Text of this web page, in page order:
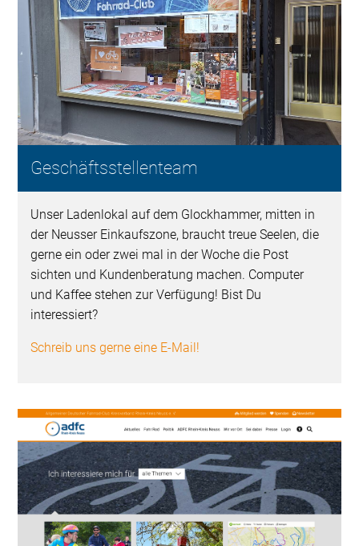
Geschäftsstellenteam
Unser Ladenlokal auf dem Glockhammer, mitten in
der Neusser Einkaufszone, braucht treue Seelen, die
gerne ein oder zwei mal in der Woche die Post
sichten und Kundenberatung machen. Computer
und Kaffee stehen zur Verfügung! Bist Du
interessiert?
Schreib uns gerne eine E-Mail!